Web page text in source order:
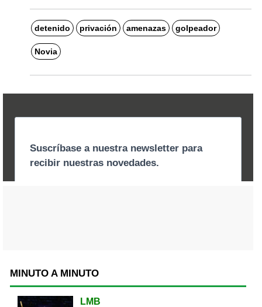
detenido privación amenazas golpeador
Novia
MINUTO A MINUTO
LMB